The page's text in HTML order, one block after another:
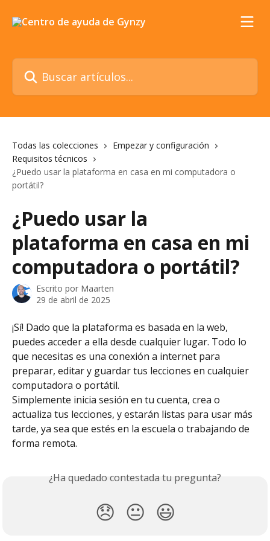
Buscar artículos...
Todas las colecciones
Empezar y configuración
Requisitos técnicos
¿Puedo usar la plataforma en casa en mi computadora o
portátil?
¿Puedo usar la
plataforma en casa en mi
computadora o portátil?
Escrito por Maarten
29 de abril de 2025
¡Sí! Dado que la plataforma es basada en la web,
puedes acceder a ella desde cualquier lugar. Todo lo
que necesitas es una conexión a internet para
preparar, editar y guardar tus lecciones en cualquier
computadora o portátil.
Simplemente inicia sesión en tu cuenta, crea o
actualiza tus lecciones, y estarán listas para usar más
tarde, ya sea que estés en la escuela o trabajando de
forma remota.
¿Ha quedado contestada tu pregunta?
😞 😐 😃